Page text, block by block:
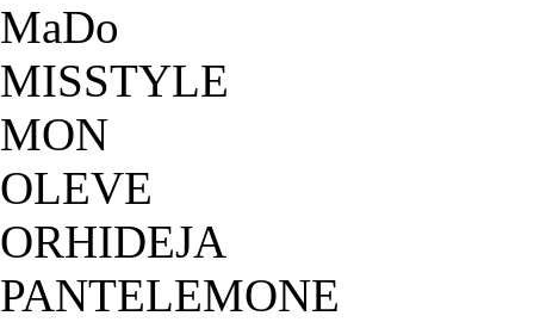
MaDo
MISSTYLE
MON
OLEVE
ORHIDEJA
PANTELEMONE